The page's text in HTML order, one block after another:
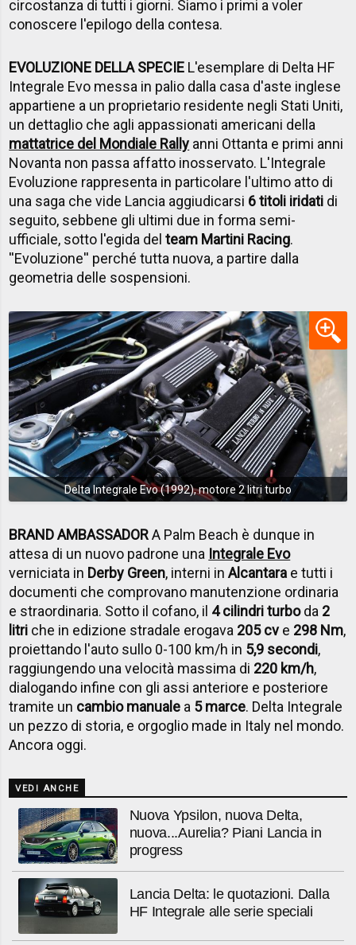
circostanza di tutti i giorni. Siamo i primi a voler
conoscere l'epilogo della contesa.
EVOLUZIONE DELLA SPECIE L'esemplare di Delta HF
Integrale Evo messa in palio dalla casa d'aste inglese
appartiene a un proprietario residente negli Stati Uniti,
un dettaglio che agli appassionati americani della
mattatrice del Mondiale Rally anni Ottanta e primi anni
Novanta non passa affatto inosservato. L'Integrale
Evoluzione rappresenta in particolare l'ultimo atto di
una saga che vide Lancia aggiudicarsi 6 titoli iridati di
seguito, sebbene gli ultimi due in forma semi-
ufficiale, sotto l'egida delteam Martini Racing.
''Evoluzione'' perché tutta nuova, a partire dalla
geometria delle sospensioni.
Delta Integrale Evo (1992), motore 2 litri turbo
BRAND AMBASSADORA Palm Beach è dunque in
attesa di un nuovo padrone una Integrale Evo
verniciata in Derby Green, interni inAlcantara e tutti i
documenti che comprovano manutenzione ordinaria
e straordinaria. Sotto il cofano, il 4 cilindri turboda 2
litri che in edizione stradale erogava 205 cve 298 Nm,
proiettando l'auto sullo 0-100 km/h in 5,9 secondi,
raggiungendo una velocità massima di 220 km/h,
dialogando infine con gli assi anteriore e posteriore
tramite un cambio manuale a 5 marce. Delta Integrale
un pezzo di storia, e orgoglio made in Italy nel mondo.
Ancora oggi.
VEDI ANCHE
Nuova Ypsilon, nuova Delta,
nuova...Aurelia? Piani Lancia in
progress
Lancia Delta: le quotazioni. Dalla
HF Integrale alle serie speciali